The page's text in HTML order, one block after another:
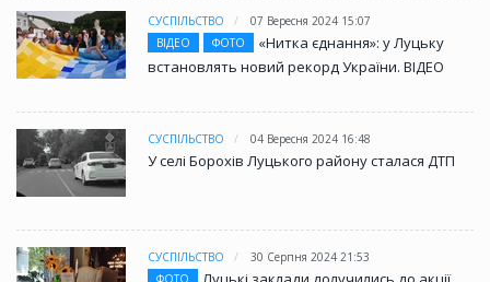
СУСПІЛЬСТВО
07 Вересня 2024 15:07
ВІДЕО
ФОТО
«Нитка єднання»: у Луцьку
встановлять новий рекорд України. ВІДЕО
СУСПІЛЬСТВО 04 Вересня 2024 16:48
У селі Борохів Луцького району сталася ДТП
СУСПІЛЬСТВО
30 Серпня 2024 21:53
ФОТО